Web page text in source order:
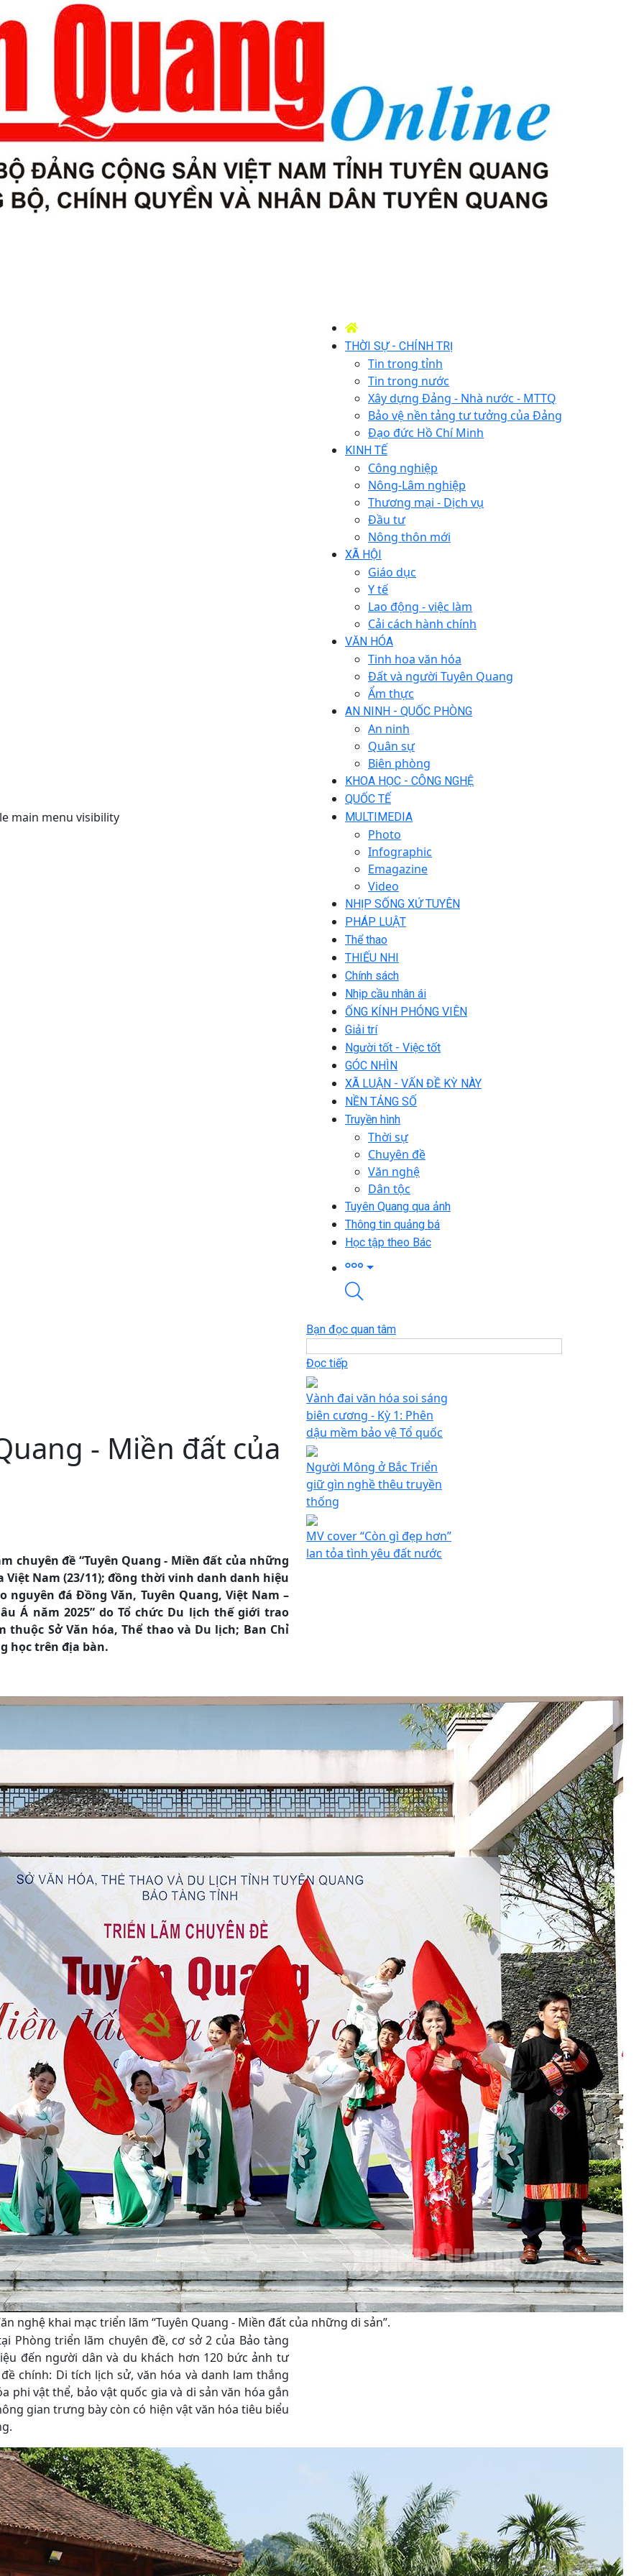
main menu visibility
THỜI SỰ - CHÍNH TRỊ
Tin trong tỉnh
Tin trong nước
Xây dựng Đảng - Nhà nước - MTTQ
Bảo vệ nền tảng tư tưởng của Đảng
Đạo đức Hồ Chí Minh
KINH TẾ
Công nghiệp
Nông-Lâm nghiệp
Thương mại - Dịch vụ
Đầu tư
Nông thôn mới
XÃ HỘI
Giáo dục
Y tế
Lao động - việc làm
Cải cách hành chính
VĂN HÓA
Tinh hoa văn hóa
Đất và người Tuyên Quang
Ẩm thực
AN NINH - QUỐC PHÒNG
An ninh
Quân sự
Biên phòng
KHOA HỌC - CÔNG NGHỆ
QUỐC TẾ
MULTIMEDIA
Photo
Infographic
Emagazine
Video
NHỊP SỐNG XỨ TUYÊN
PHÁP LUẬT
Thể thao
THIẾU NHI
Chính sách
Nhịp cầu nhân ái
ỐNG KÍNH PHÓNG VIÊN
Giải trí
Người tốt - Việc tốt
GÓC NHÌN
XÃ LUẬN - VẤN ĐỀ KỲ NÀY
NỀN TẢNG SỐ
Truyền hình
Thời sự
Chuyên đề
Văn nghệ
Dân tộc
Tuyên Quang qua ảnh
Thông tin quảng bá
Học tập theo Bác
- Miền đất của
chuyên đề “Tuyên Quang - Miền đất của những
Việt Nam (23/11); đồng thời vinh danh danh hiệu
nguyên đá Đồng Văn, Tuyên Quang, Việt Nam –
Á năm 2025” do Tổ chức Du lịch thế giới trao
Sở Văn hóa, Thể thao và Du lịch; Ban Chỉ
học trên địa bàn.
nghệ khai mạc triển lãm “Tuyên Quang - Miền đất của những di sản”.
Phòng triển lãm chuyên đề, cơ sở 2 của Bảo tàng
đến người dân và du khách hơn 120 bức ảnh tư
chính: Di tích lịch sử, văn hóa và danh lam thắng
phi vật thể, bảo vật quốc gia và di sản văn hóa gắn
gian trưng bày còn có hiện vật văn hóa tiêu biểu
Bạn đọc quan tâm
Đọc tiếp
Vành đai văn hóa soi sáng
biên cương - Kỳ 1: Phên
dậu mềm bảo vệ Tổ quốc
Người Mông ở Bắc Triển
giữ gìn nghề thêu truyền
thống
MV cover “Còn gì đẹp hơn”
lan tỏa tình yêu đất nước